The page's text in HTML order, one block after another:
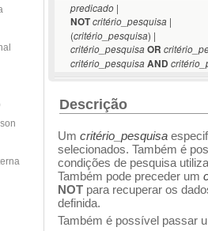
predicado |
NOTcritério_pesquisa |
(critério_pesquisa) |
critério_pesquisa OR
critério_pesquisa AND
Descrição
Um critério_pesquisa
selecionados. Também é
condições de pesquisa
Também pode preceder um
NOT para recuperar os
definida.
Também é possível passar